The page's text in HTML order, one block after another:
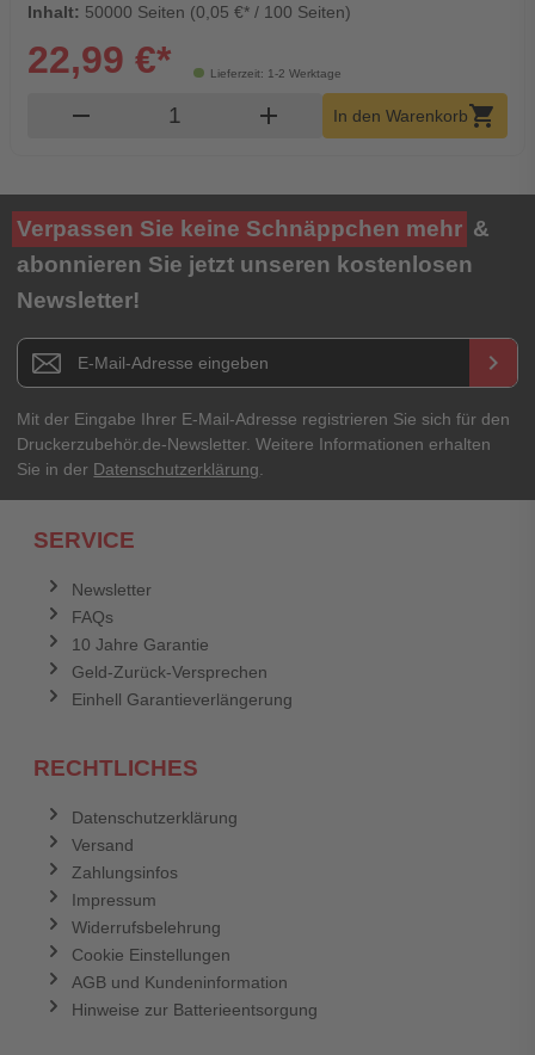
Inhalt: 50000 Seiten (0,05 €* / 100 Seiten)
Lieferzeit: 1-2 Werktage
22,99 €*
remove Produkt Warenkorb Menge
add In den Warenkorbshopping_cart
Verpassen Sie keine Schnäppchen mehr &
abonnieren Sie jetzt unseren kostenlosen
Newsletter!
Newsletter E-Mail Adresse keyboard_arrow_right
Mit der Eingabe Ihrer E-Mail-Adresse registrieren Sie sich für den
Druckerzubehör.de-Newsletter. Weitere Informationen erhalten
Sie in der Datenschutzerklärung.
SERVICE
Newsletter
FAQs
10 Jahre Garantie
Geld-Zurück-Versprechen
Einhell Garantieverlängerung
RECHTLICHES
Datenschutzerklärung
Versand
Zahlungsinfos
Impressum
Widerrufsbelehrung
Cookie Einstellungen
AGB und Kundeninformation
Hinweise zur Batterieentsorgung